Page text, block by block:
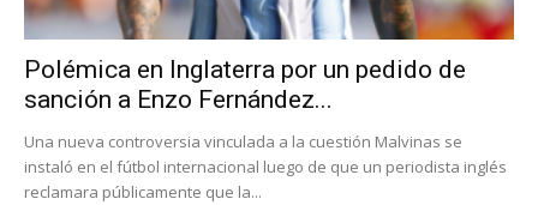
Polémica en Inglaterra por un pedido de
sanción a Enzo Fernández...
Una nueva controversia vinculada a la cuestión Malvinas se
instaló en el fútbol internacional luego de que un periodista inglés
reclamara públicamente que la...